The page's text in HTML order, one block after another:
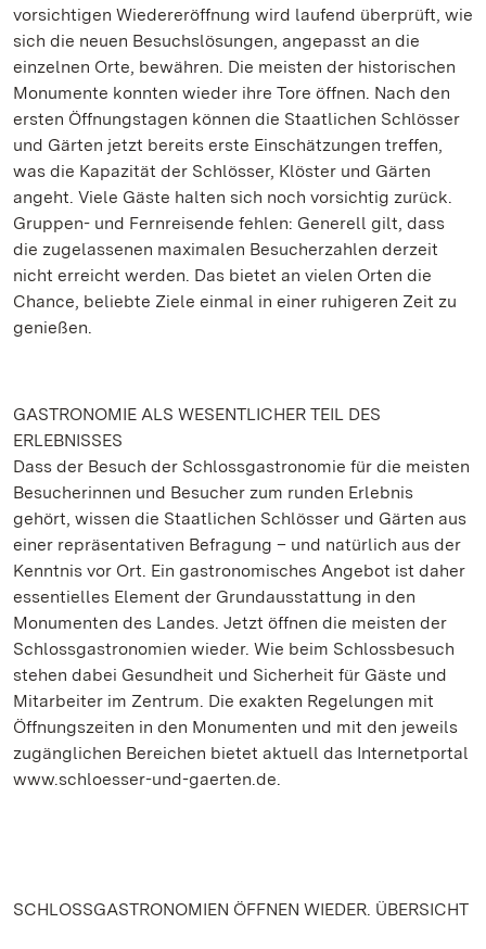
vorsichtigen Wiedereröffnung wird laufend überprüft, wie
sich die neuen Besuchslösungen, angepasst an die
einzelnen Orte, bewähren. Die meisten der historischen
Monumente konnten wieder ihre Tore öffnen. Nach den
ersten Öffnungstagen können die Staatlichen Schlösser
und Gärten jetzt bereits erste Einschätzungen treffen,
was die Kapazität der Schlösser, Klöster und Gärten
angeht. Viele Gäste halten sich noch vorsichtig zurück.
Gruppen- und Fernreisende fehlen: Generell gilt, dass
die zugelassenen maximalen Besucherzahlen derzeit
nicht erreicht werden. Das bietet an vielen Orten die
Chance, beliebte Ziele einmal in einer ruhigeren Zeit zu
genießen.
GASTRONOMIE ALS WESENTLICHER TEIL DES
ERLEBNISSES
Dass der Besuch der Schlossgastronomie für die meisten
Besucherinnen und Besucher zum runden Erlebnis
gehört, wissen die Staatlichen Schlösser und Gärten aus
einer repräsentativen Befragung – und natürlich aus der
Kenntnis vor Ort. Ein gastronomisches Angebot ist daher
essentielles Element der Grundausstattung in den
Monumenten des Landes. Jetzt öffnen die meisten der
Schlossgastronomien wieder. Wie beim Schlossbesuch
stehen dabei Gesundheit und Sicherheit für Gäste und
Mitarbeiter im Zentrum. Die exakten Regelungen mit
Öffnungszeiten in den Monumenten und mit den jeweils
zugänglichen Bereichen bietet aktuell das Internetportal
www.schloesser-und-gaerten.de.
SCHLOSSGASTRONOMIEN ÖFFNEN WIEDER. ÜBERSICHT